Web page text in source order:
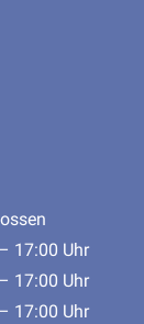
17:00 Uhr
17:00 Uhr
17:00 Uhr